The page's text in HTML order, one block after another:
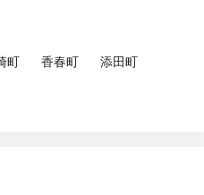
町 香春町
添田町